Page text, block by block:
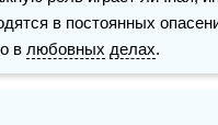
в постоянных
в любовных делах.